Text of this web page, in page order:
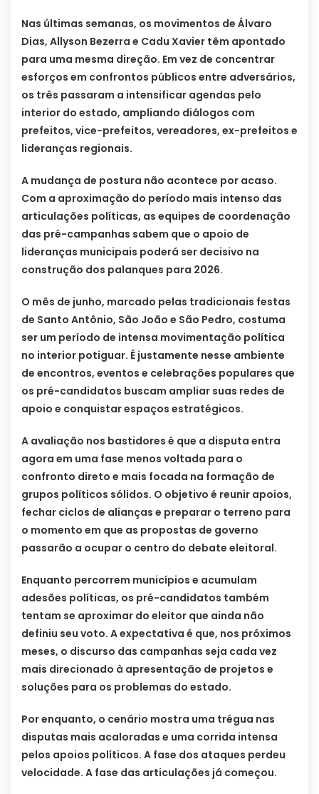
Nas últimas semanas, os movimentos de Álvaro
Dias, Allyson Bezerra e Cadu Xavier têm apontado
para uma mesma direção. Em vez de concentrar
esforços em confrontos públicos entre adversários,
os três passaram a intensificar agendas pelo
interior do estado, ampliando diálogos com
prefeitos, vice-prefeitos, vereadores, ex-prefeitos e
lideranças regionais.
A mudança de postura não acontece por acaso.
Com a aproximação do período mais intenso das
articulações políticas, as equipes de coordenação
das pré-campanhas sabem que o apoio de
lideranças municipais poderá ser decisivo na
construção dos palanques para 2026.
O mês de junho, marcado pelas tradicionais festas
de Santo Antônio, São João e São Pedro, costuma
ser um período de intensa movimentação política
no interior potiguar. É justamente nesse ambiente
de encontros, eventos e celebrações populares que
os pré-candidatos buscam ampliar suas redes de
apoio e conquistar espaços estratégicos.
A avaliação nos bastidores é que a disputa entra
agora em uma fase menos voltada para o
confronto direto e mais focada na formação de
grupos políticos sólidos. O objetivo é reunir apoios,
fechar ciclos de alianças e preparar o terreno para
o momento em que as propostas de governo
passarão a ocupar o centro do debate eleitoral.
Enquanto percorrem municípios e acumulam
adesões políticas, os pré-candidatos também
tentam se aproximar do eleitor que ainda não
definiu seu voto. A expectativa é que, nos próximos
meses, o discurso das campanhas seja cada vez
mais direcionado à apresentação de projetos e
soluções para os problemas do estado.
Por enquanto, o cenário mostra uma trégua nas
disputas mais acaloradas e uma corrida intensa
pelos apoios políticos. A fase dos ataques perdeu
velocidade. A fase das articulações já começou.